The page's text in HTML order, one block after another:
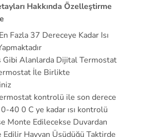
Hakkında Özelleştirme
Fazla 37 Dereceye Kadar Isı
Gibi Alanlarda Dijital Termostat
İle Birlikte
kontrolü ile son derece
40 0 C ye kadar ısı kontrolü
Monte Edilecekse Duvardan
Edilir Hayvan Üşüdüğü Taktirde